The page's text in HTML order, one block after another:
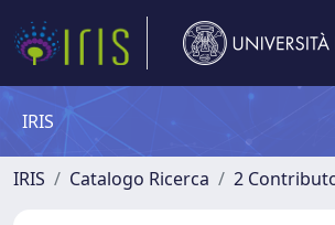
IRIS
IRIS Catalogo Ricerca 2